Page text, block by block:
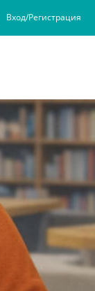
Вход/Регистрация